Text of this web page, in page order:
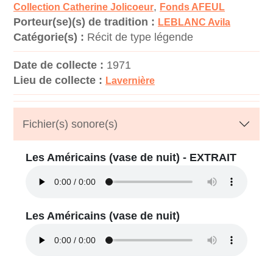
Collection Catherine Jolicoeur, Fonds AFEUL
Porteur(se)(s) de tradition : LEBLANC Avila
Catégorie(s) : Récit de type légende
Date de collecte : 1971
Lieu de collecte : Lavernière
Fichier(s) sonore(s)
Les Américains (vase de nuit) - EXTRAIT
Les Américains (vase de nuit)